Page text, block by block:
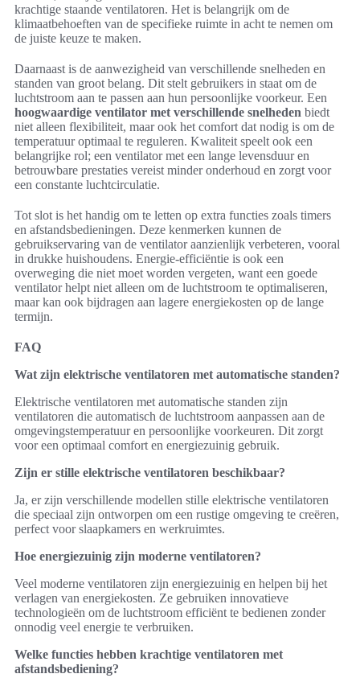
krachtige staande ventilatoren. Het is belangrijk om de
klimaatbehoeften van de specifieke ruimte in acht te nemen om
de juiste keuze te maken.
Daarnaast is de aanwezigheid van verschillende snelheden en
standen van groot belang. Dit stelt gebruikers in staat om de
luchtstroom aan te passen aan hun persoonlijke voorkeur. Een
hoogwaardige ventilator met verschillende snelheden biedt
niet alleen flexibiliteit, maar ook het comfort dat nodig is om de
temperatuur optimaal te reguleren. Kwaliteit speelt ook een
belangrijke rol; een ventilator met een lange levensduur en
betrouwbare prestaties vereist minder onderhoud en zorgt voor
een constante luchtcirculatie.
Tot slot is het handig om te letten op extra functies zoals timers
en afstandsbedieningen. Deze kenmerken kunnen de
gebruikservaring van de ventilator aanzienlijk verbeteren, vooral
in drukke huishoudens. Energie-efficiëntie is ook een
overweging die niet moet worden vergeten, want een goede
ventilator helpt niet alleen om de luchtstroom te optimaliseren,
maar kan ook bijdragen aan lagere energiekosten op de lange
termijn.
FAQ
Wat zijn elektrische ventilatoren met automatische standen?
Elektrische ventilatoren met automatische standen zijn
ventilatoren die automatisch de luchtstroom aanpassen aan de
omgevingstemperatuur en persoonlijke voorkeuren. Dit zorgt
voor een optimaal comfort en energiezuinig gebruik.
Zijn er stille elektrische ventilatoren beschikbaar?
Ja, er zijn verschillende modellen stille elektrische ventilatoren
die speciaal zijn ontworpen om een rustige omgeving te creëren,
perfect voor slaapkamers en werkruimtes.
Hoe energiezuinig zijn moderne ventilatoren?
Veel moderne ventilatoren zijn energiezuinig en helpen bij het
verlagen van energiekosten. Ze gebruiken innovatieve
technologieën om de luchtstroom efficiënt te bedienen zonder
onnodig veel energie te verbruiken.
Welke functies hebben krachtige ventilatoren met
afstandsbediening?